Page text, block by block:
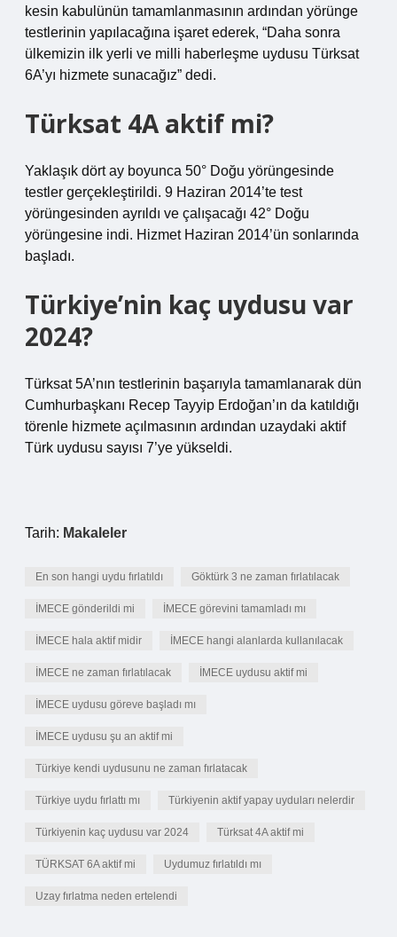
kesin kabulünün tamamlanmasının ardından yörünge
testlerinin yapılacağına işaret ederek, “Daha sonra
ülkemizin ilk yerli ve milli haberleşme uydusu Türksat
6A’yı hizmete sunacağız” dedi.
Türksat 4A aktif mi?
Yaklaşık dört ay boyunca 50° Doğu yörüngesinde
testler gerçekleştirildi. 9 Haziran 2014’te test
yörüngesinden ayrıldı ve çalışacağı 42° Doğu
yörüngesine indi. Hizmet Haziran 2014’ün sonlarında
başladı.
Türkiye’nin kaç uydusu var
2024?
Türksat 5A’nın testlerinin başarıyla tamamlanarak dün
Cumhurbaşkanı Recep Tayyip Erdoğan’ın da katıldığı
törenle hizmete açılmasının ardından uzaydaki aktif
Türk uydusu sayısı 7’ye yükseldi.
Tarih: Makaleler
En son hangi uydu fırlatıldı Göktürk 3 ne zaman fırlatılacak
İMECE gönderildi mi İMECE görevini tamamladı mı
İMECE hala aktif midir İMECE hangi alanlarda kullanılacak
İMECE ne zaman fırlatılacak İMECE uydusu aktif mi
İMECE uydusu göreve başladı mı
İMECE uydusu şu an aktif mi
Türkiye kendi uydusunu ne zaman fırlatacak
Türkiye uydu fırlattı mı Türkiyenin aktif yapay uyduları nelerdir
Türkiyenin kaç uydusu var 2024 Türksat 4A aktif mi
TÜRKSAT 6A aktif mi Uydumuz fırlatıldı mı
Uzay fırlatma neden ertelendi